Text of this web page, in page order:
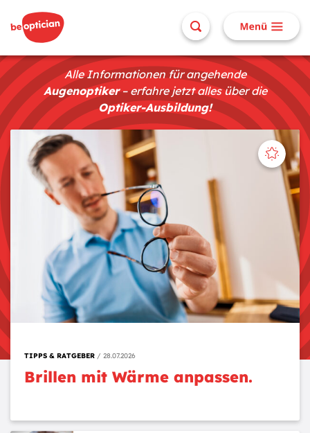
Alle Informationen für angehende
Augenoptiker– erfahre jetzt alles über die
Optiker-Ausbildung!
TIPPS & RATGEBER 28.07.2026
Brillen mit Wärme anpassen.